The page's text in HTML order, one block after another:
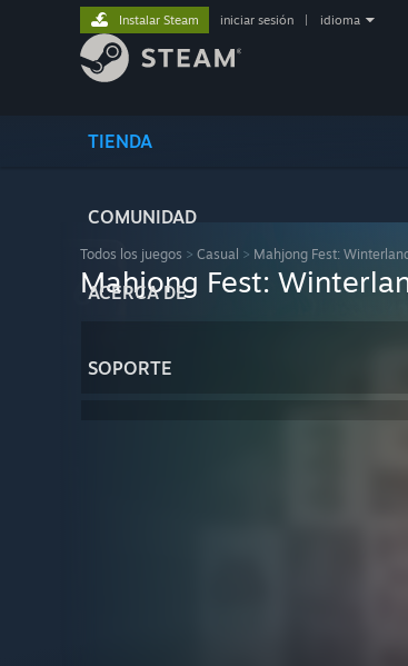
TIENDA
COMUNIDAD
ACERCA DE
SOPORTE
Instalar Steam iniciar sesión idioma
Todos los juegos > Casual > Mahjong Fest:
Mahjong Fest: